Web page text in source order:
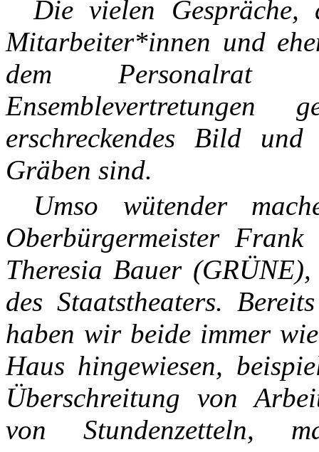
Die vielen Gespräche,
Mitarbeiter*innen und
dem Personalrat
erschreckendes Bild
Gräben sind.
Umso wütender
Oberbürgermeister
Theresia Bauer
des Staatstheaters.
haben wir beide immer
Haus hingewiesen,
Überschreitung von
von Stundenzetteln,